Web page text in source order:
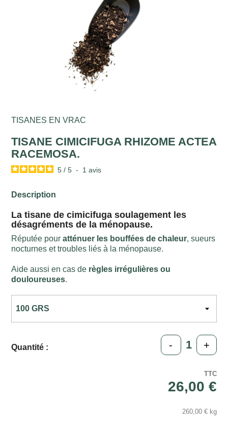
TISANES EN VRAC
TISANE CIMICIFUGA RHIZOME ACTEA
RACEMOSA.
5 / 5 - 1avis
Description
La tisane de cimicifuga soulagement les
désagréments de la ménopause.
Réputée pouratténuer les bouffées de chaleur, sueurs
nocturnes et troubles liés à la ménopause.
Aide aussi en cas de règles irrégulières ou
douloureuses.
Quantité : - +
TTC
26,00 €
260,00 € kg